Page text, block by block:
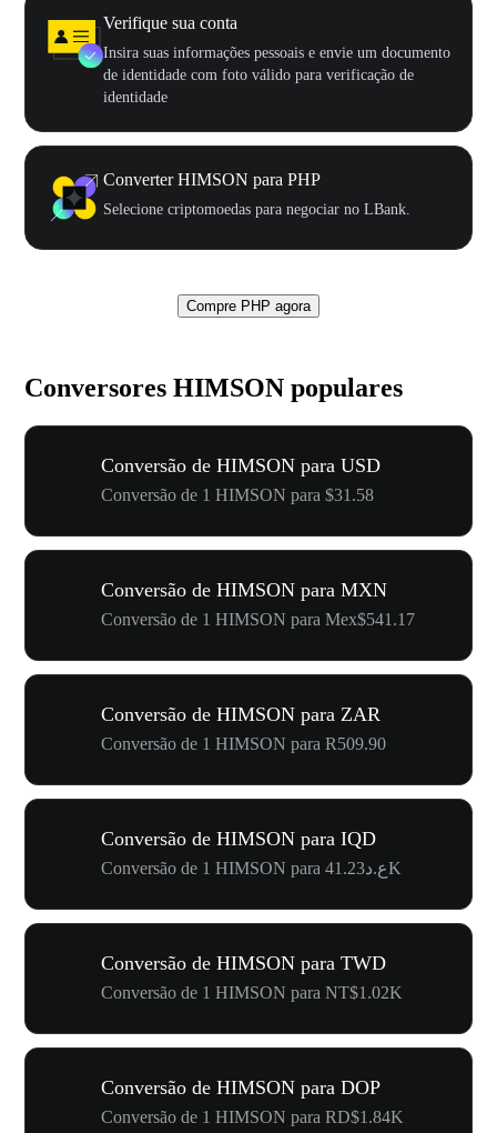
Verifique sua conta
Insira suas informações pessoais e envie um documento
de identidade com foto válido para verificação de
identidade
Converter HIMSON para PHP
Selecione criptomoedas para negociar no LBank.
Compre PHP agora
Conversores HIMSON populares
Conversão de HIMSON para USD
Conversão de 1 HIMSON para $31.58
Conversão de HIMSON para MXN
Conversão de 1 HIMSON para Mex$541.17
Conversão de HIMSON para ZAR
Conversão de 1 HIMSON para R509.90
Conversão de HIMSON para IQD
Conversão de 1 HIMSON para ع.د41.23K
Conversão de HIMSON para TWD
Conversão de 1 HIMSON para NT$1.02K
Conversão de HIMSON para DOP
Conversão de 1 HIMSON para RD$1.84K